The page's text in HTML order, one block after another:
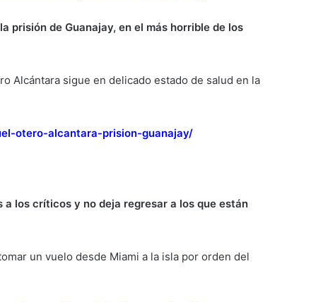
prisión de Guanajay, en el más horrible de los
Alcántara sigue en delicado estado de salud en la
otero-alcantara-prision-guanajay/
a los críticos y no deja regresar a los que están
un vuelo desde Miami a la isla por orden del